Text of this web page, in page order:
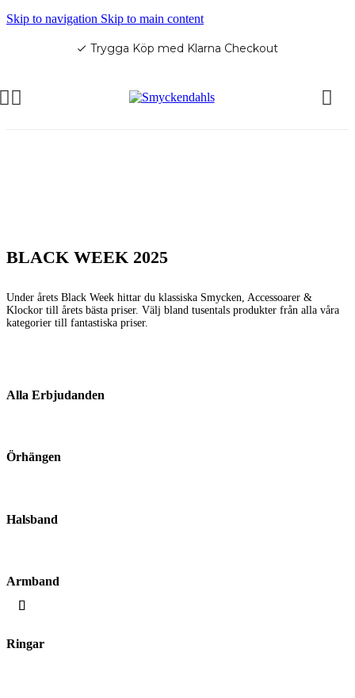
Skip to navigation Skip to main content
check Trygga Köp med Klarna Checkout
BLACK WEEK 2025
Under årets Black Week hittar du klassiska Smycken, Accessoarer &
Klockor till årets bästa priser. Välj bland tusentals produkter från alla våra
kategorier till fantastiska priser.
Alla Erbjudanden
Örhängen
Halsband
Armband
Ringar